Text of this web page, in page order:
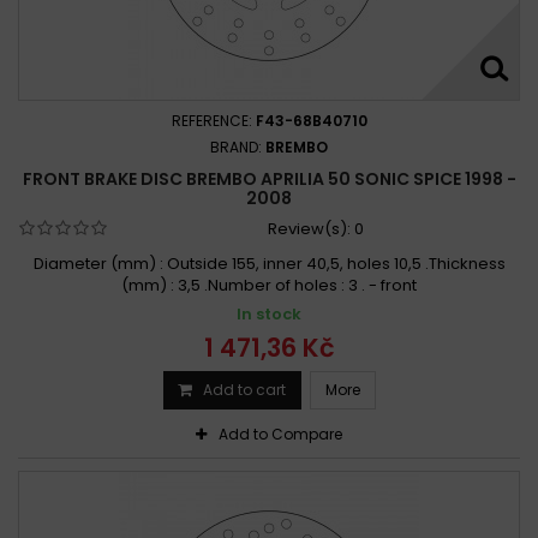
Aprilia 50 SONIC SPICE 1997 - 2008
APRILIA 50 SONIC SPICE 1998 - 2008
Aprilia 50 SPORTCITY ONE 2T / 4T 2008 -
APRILIA 50 SPORTCITY ONE 2T/4T 2008 -
Aprilia 50 SPORTCITY ONE STREET 2009 -
Aprilia 50 SR 2018 - 2019
Aprilia 50 SR A.C. / L.C. 1992 - 2002
APRILIA 50 SR CAPIROSSI 1998 -
Aprilia 50 SR DITECH / HIPER2 2001 - 2006
APRILIA 50 SR DITECH 2000 - 2006
APRILIA 50 SR EUROPA 1993 -
Aprilia 50 SR FACTORY 2005
Aprilia 50 SR L.C. 1997 - 2002
REFERENCE: F43-68B40710
BRAND: BREMBO
FRONT BRAKE DISC BREMBO APRILIA 50 SONIC SPICE 1998 -
2008
Review(s): 0
Diameter (mm) : Outside 155, inner 40,5, holes 10,5 .Thickness
(mm) : 3,5 .Number of holes : 3 . - front
In stock
1 471,36 Kč
Add to cart More
Add to Compare